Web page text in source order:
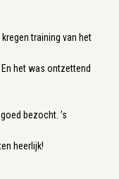
training van het
het was ontzettend
bezocht. ’s
heerlijk!